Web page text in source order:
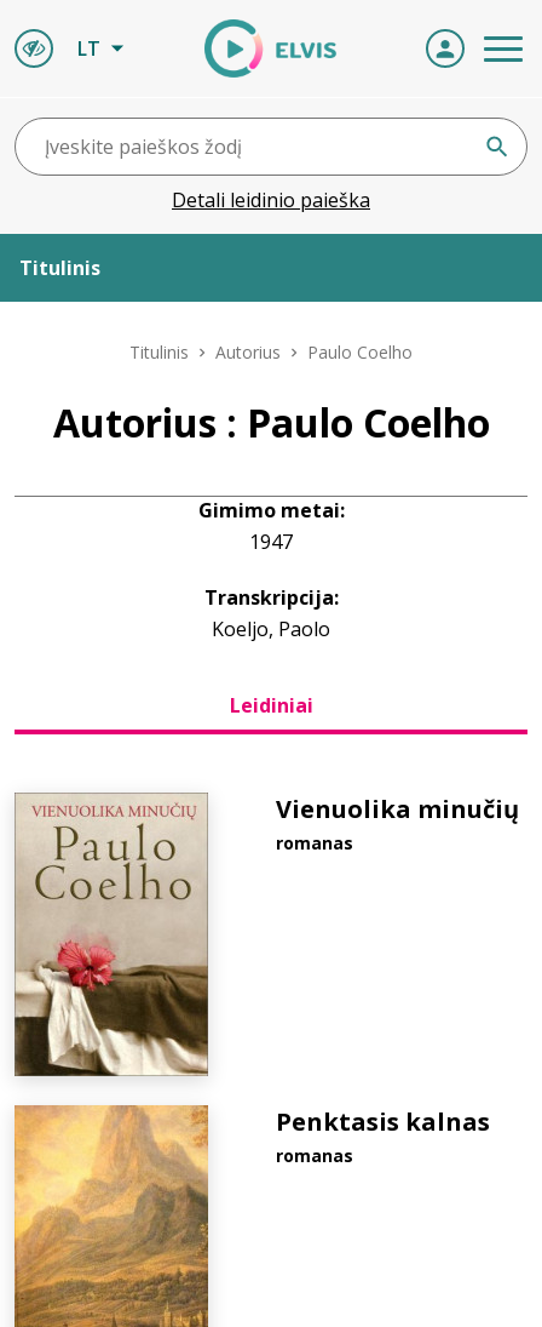
LT
Detali leidinio paieška
Titulinis
Leidiniai
info@elvislab.lt
Titulinis Autorius Paulo Coelho
Autorius : Paulo Coelho
Gimimo metai:
1947
Transkripcija:
Koeljo, Paolo
Leidiniai
Vienuolika minučių
romanas
Penktasis kalnas
romanas